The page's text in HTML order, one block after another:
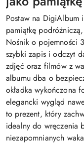
Postaw na DigiAlbum
pamiątkę
Nośnik o pojemności
szybki zapis i odczyt
zdjęć oraz filmów z
albumu dba o
okładka wykończona
elegancki wygląd
to prezent, który
idealny do wręczenia
niezapomnianych